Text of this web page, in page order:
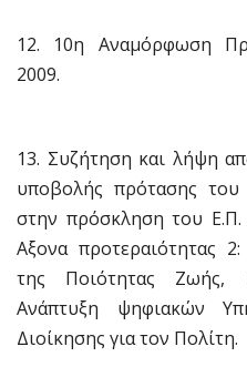
12. 10η Αναμόρφωση
2009.
13. Συζήτηση και λήψη
υποβολής πρότασης
στην πρόσκληση του Ε.Π.
Αξονα προτεραιότητας
της Ποιότητας Ζωής,
Ανάπτυξη ψηφιακών
Διοίκησης για τον Πολίτη.